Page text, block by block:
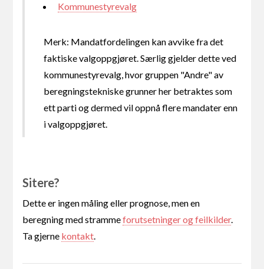
Kommunestyrevalg
Merk: Mandatfordelingen kan avvike fra det
faktiske valgoppgjøret. Særlig gjelder dette ved
kommunestyrevalg, hvor gruppen "Andre" av
beregningstekniske grunner her betraktes som
ett parti og dermed vil oppnå flere mandater enn
i valgoppgjøret.
Sitere?
Dette er ingen måling eller prognose, men en
beregning med strammeforutsetninger og feilkilder.
Ta gjerne kontakt.